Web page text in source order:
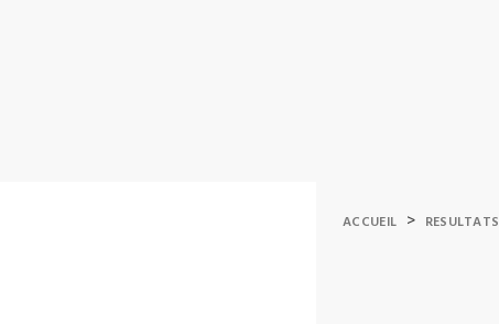
ACCUEIL > RESULTATS